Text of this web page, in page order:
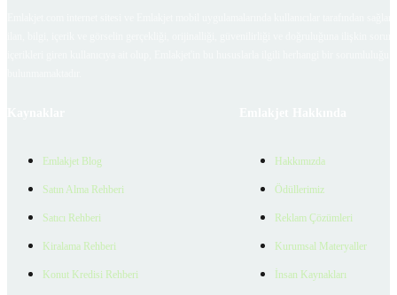
Emlakjet Blog
Satın Alma Rehberi
Satıcı Rehberi
Kiralama Rehberi
Konut Kredisi Rehberi
Hakkımızda
Ödüllerimiz
Reklam Çözümleri
Kurumsal Materyaller
İnsan Kaynakları